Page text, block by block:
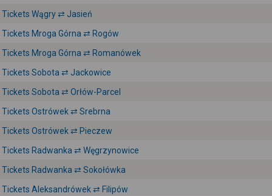
Tickets Wągry ⇄ Jasień
Tickets Mroga Górna ⇄ Rogów
Tickets Mroga Górna ⇄ Romanówek
Tickets Sobota ⇄ Jackowice
Tickets Sobota ⇄ Orłów-Parcel
Tickets Ostrówek ⇄ Srebrna
Tickets Ostrówek ⇄ Pieczew
Tickets Radwanka ⇄ Węgrzynowice
Tickets Radwanka ⇄ Sokołówka
Tickets Aleksandrówek ⇄ Filipów